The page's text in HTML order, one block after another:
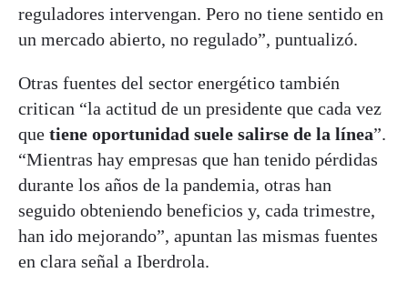
reguladores intervengan. Pero no tiene sentido en
un mercado abierto, no regulado”, puntualizó.
Otras fuentes del sector energético también
critican “la actitud de un presidente que cada vez
que tiene oportunidad suele salirse de la línea”.
“Mientras hay empresas que han tenido pérdidas
durante los años de la pandemia, otras han
seguido obteniendo beneficios y, cada trimestre,
han ido mejorando”, apuntan las mismas fuentes
en clara señal a Iberdrola.